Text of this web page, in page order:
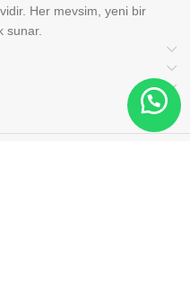
Her mevsim, yeni bir
sunar.